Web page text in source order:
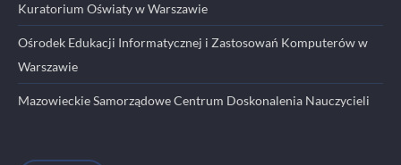
Kuratorium Oświaty w Warszawie
Ośrodek Edukacji Informatycznej i Zastosowań Komputerów w
Warszawie
Mazowieckie Samorządowe Centrum Doskonalenia Nauczycieli